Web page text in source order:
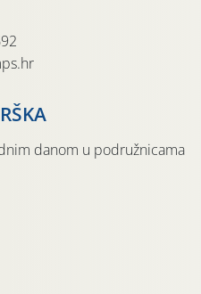
danom u podružnicama